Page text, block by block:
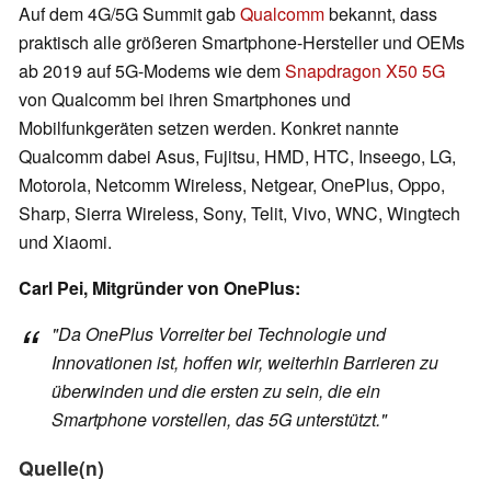
Auf dem 4G/5G Summit gabQualcommbekannt, dass
praktisch alle größeren Smartphone-Hersteller und OEMs
ab 2019 auf 5G-Modems wie demSnapdragon X50 5G
von Qualcomm bei ihren Smartphones und
Mobilfunkgeräten setzen werden. Konkret nannte
Qualcomm dabei Asus, Fujitsu, HMD, HTC, Inseego, LG,
Motorola, Netcomm Wireless, Netgear, OnePlus, Oppo,
Sharp, Sierra Wireless, Sony, Telit, Vivo, WNC, Wingtech
und Xiaomi.
Carl Pei, Mitgründer von OnePlus:
"Da OnePlus Vorreiter bei Technologie und
Innovationen ist, hoffen wir, weiterhin Barrieren zu
überwinden und die ersten zu sein, die ein
Smartphone vorstellen, das 5G unterstützt."
Quelle(n)